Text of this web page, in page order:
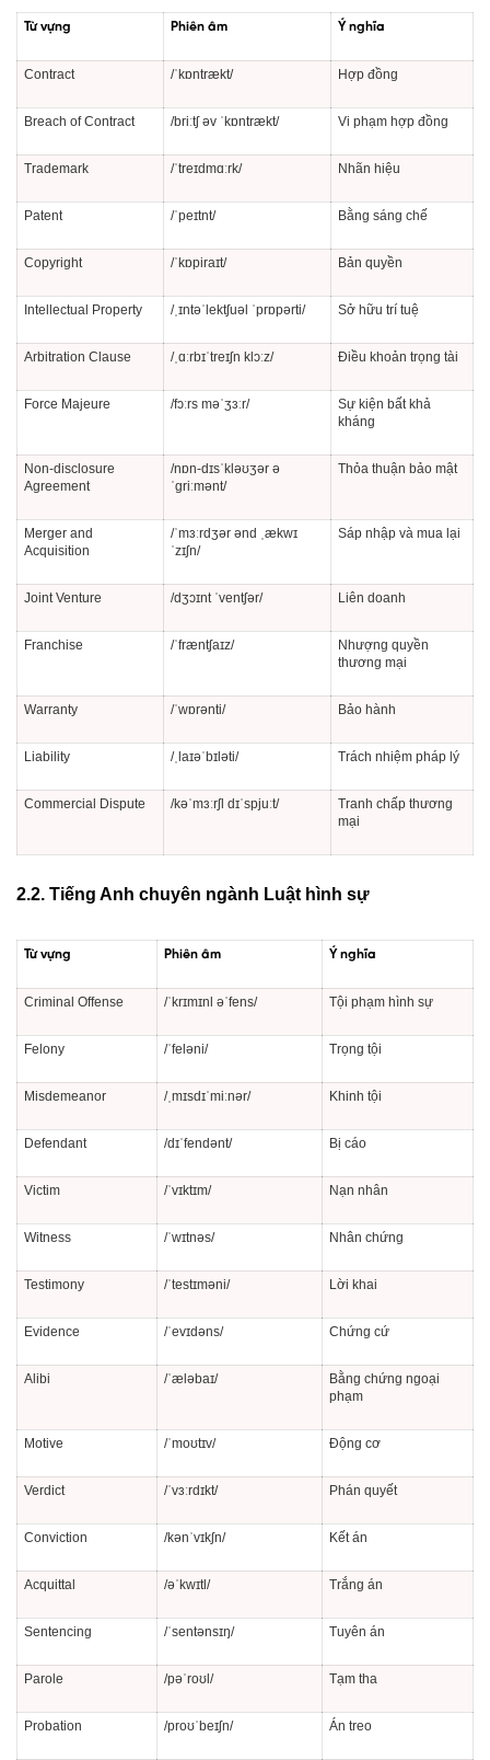
Từ vựng Phiên âm Ý nghĩa
Contract /ˈkɒntrækt/ Hợp đồng
Breach of Contract /briːtʃ əv ˈkɒntrækt/ Vi phạm hợp đồng
Trademark /ˈtreɪdmɑːrk/ Nhãn hiệu
Patent /ˈpeɪtnt/ Bằng sáng chế
Copyright /ˈkɒpiraɪt/ Bản quyền
Intellectual Property /ˌɪntəˈlektʃuəl ˈprɒpərti/ Sở hữu trí tuệ
Arbitration Clause /ˌɑːrbɪˈtreɪʃn klɔːz/ Điều khoản trọng tài
Force Majeure /fɔːrs məˈʒɜːr/
Sự kiện bất khả
kháng
Non-disclosure
Agreement
/nɒn-dɪsˈkləʊʒər ə
ˈɡriːmənt/
Thỏa thuận bảo mật
Merger and
Acquisition
/ˈmɜːrdʒər ənd ˌækwɪ
ˈzɪʃn/
Sáp nhập và mua lại
Joint Venture /dʒɔɪnt ˈventʃər/ Liên doanh
Franchise /ˈfræntʃaɪz/
Nhượng quyền
thương mại
Warranty /ˈwɒrənti/ Bảo hành
Liability /ˌlaɪəˈbɪləti/ Trách nhiệm pháp lý
Commercial Dispute /kəˈmɜːrʃl dɪˈspjuːt/
Tranh chấp thương
mại
2.2. Tiếng Anh chuyên ngành Luật hình sự
Từ vựng Phiên âm Ý nghĩa
Criminal Offense /ˈkrɪmɪnl əˈfens/ Tội phạm hình sự
Felony /ˈfeləni/ Trọng tội
Misdemeanor /ˌmɪsdɪˈmiːnər/ Khinh tội
Defendant /dɪˈfendənt/ Bị cáo
Victim /ˈvɪktɪm/ Nạn nhân
Witness /ˈwɪtnəs/ Nhân chứng
Testimony /ˈtestɪməni/ Lời khai
Evidence /ˈevɪdəns/ Chứng cứ
Alibi /ˈæləbaɪ/
Bằng chứng ngoại
phạm
Motive /ˈmoʊtɪv/ Động cơ
Verdict /ˈvɜːrdɪkt/ Phán quyết
Conviction /kənˈvɪkʃn/ Kết án
Acquittal /əˈkwɪtl/ Trắng án
Sentencing /ˈsentənsɪŋ/ Tuyên án
Parole /pəˈroʊl/ Tạm tha
Probation /proʊˈbeɪʃn/ Án treo